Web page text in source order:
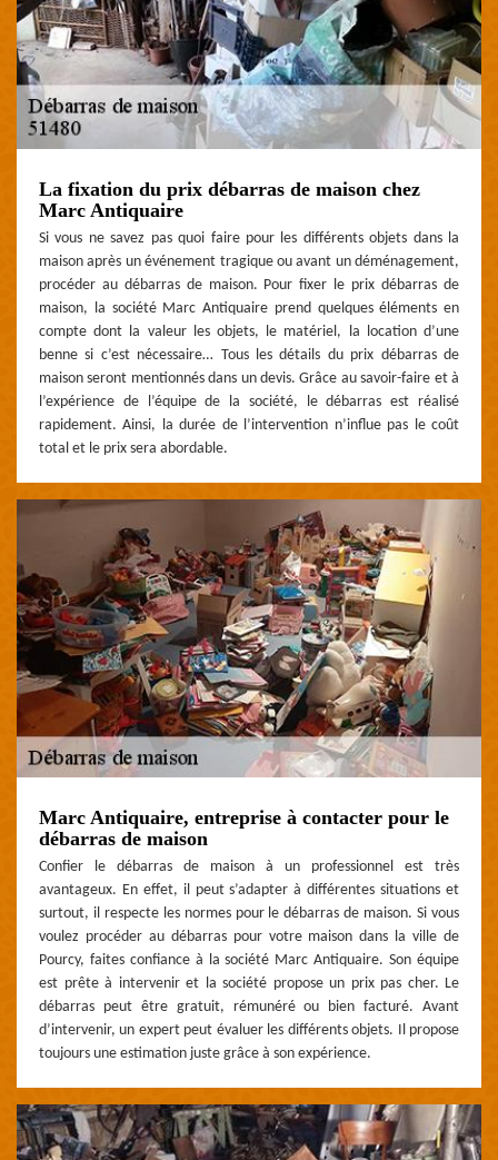
La fixation du prix débarras de maison chez
Marc Antiquaire
Si vous ne savez pas quoi faire pour les différents objets dans la
maison après un événement tragique ou avant un déménagement,
procéder au débarras de maison. Pour fixer le prix débarras de
maison, la société Marc Antiquaire prend quelques éléments en
compte dont la valeur les objets, le matériel, la location d’une
benne si c’est nécessaire… Tous les détails du prix débarras de
maison seront mentionnés dans un devis. Grâce au savoir-faire et à
l’expérience de l’équipe de la société, le débarras est réalisé
rapidement. Ainsi, la durée de l’intervention n’influe pas le coût
total et le prix sera abordable.
Marc Antiquaire, entreprise à contacter pour le
débarras de maison
Confier le débarras de maison à un professionnel est très
avantageux. En effet, il peut s’adapter à différentes situations et
surtout, il respecte les normes pour le débarras de maison. Si vous
voulez procéder au débarras pour votre maison dans la ville de
Pourcy, faites confiance à la société Marc Antiquaire. Son équipe
est prête à intervenir et la société propose un prix pas cher. Le
débarras peut être gratuit, rémunéré ou bien facturé. Avant
d’intervenir, un expert peut évaluer les différents objets. Il propose
toujours une estimation juste grâce à son expérience.